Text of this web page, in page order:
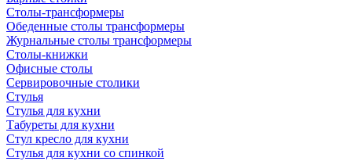
Столы-трансформеры
Обеденные столы трансформеры
Журнальные столы трансформеры
Столы-книжки
Офисные столы
Сервировочные столики
Стулья
Стулья для кухни
Табуреты для кухни
Стул кресло для кухни
Стулья для кухни со спинкой